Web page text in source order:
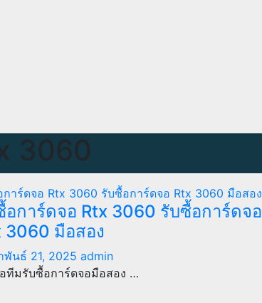
3060
การ์ดจอ Rtx 3060 รับซื้อการ์ดจอ Rtx 3060 มือสอง
อการ์ดจอ Rtx 3060 รับซื้อการ์ดจอ
3060 มือสอง
พันธ์ 21, 2025 admin
อทีมรับซื้อการ์ดจอมือสอง …